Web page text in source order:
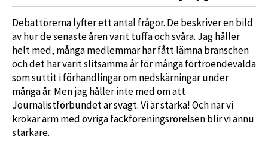
Debattörerna lyfter ett antal frågor. De beskriver en bild
av hur de senaste åren varit tuffa och svåra. Jag håller
helt med, många medlemmar har fått lämna branschen
och det har varit slitsamma år för många förtroendevalda
som suttit i förhandlingar om nedskärningar under
många år. Men jag håller inte med om att
Journalistförbundet är svagt. Vi är starka! Och när vi
krokar arm med övriga fackföreningsrörelsen blir vi ännu
starkare.